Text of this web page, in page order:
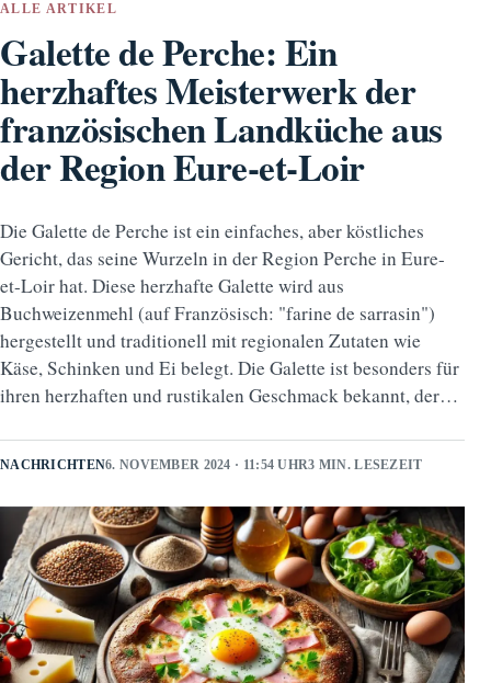
ALLE ARTIKEL
Galette de Perche: Ein
herzhaftes Meisterwerk der
französischen Landküche aus
der Region Eure-et-Loir
Die Galette de Perche ist ein einfaches, aber köstliches
Gericht, das seine Wurzeln in der Region Perche in Eure-
et-Loir hat. Diese herzhafte Galette wird aus
Buchweizenmehl (auf Französisch: "farine de sarrasin")
hergestellt und traditionell mit regionalen Zutaten wie
Käse, Schinken und Ei belegt. Die Galette ist besonders für
ihren herzhaften und rustikalen Geschmack bekannt, der…
NACHRICHTEN6. NOVEMBER 2024 · 11:54 UHR3 MIN. LESEZEIT